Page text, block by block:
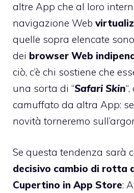
altre App che al loro
navigazione Web
quelle sopra elencate
dei browser Web
ciò, c’è chi sostiene che
una sorta di “Safari Skin
camuffato da altra App:
novità torneremo
Se questa tendenza sarà
decisivo cambio di rotta
Cupertino in App Store: